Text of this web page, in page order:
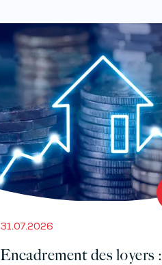
31.07.2026
Encadrement des loyers :